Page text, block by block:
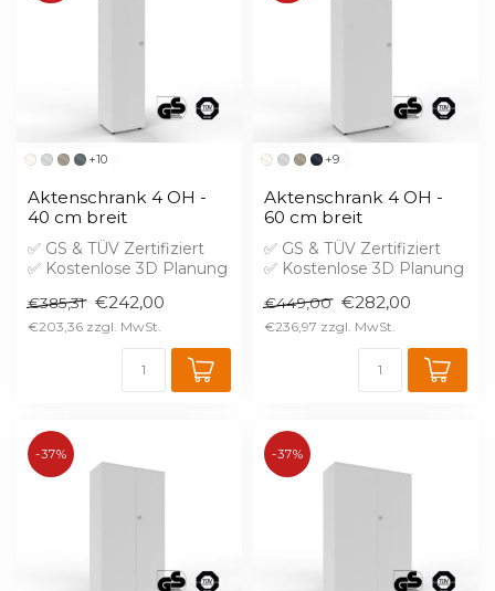
+10
Aktenschrank 4 OH -
40 cm breit
✅ GS & TÜV Zertifiziert
✅ Kostenlose 3D Planung
Aufprei...
€385,31 €242,00
€203,36
+9
Aktenschrank 4 OH -
60 cm breit
✅ GS & TÜV Zertifiziert
✅ Kostenlose 3D Planung
Aufprei...
€449,00 €282,00
€236,97
-37% -37%